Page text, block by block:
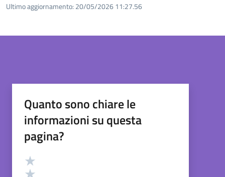
Ultimo aggiornamento: 20/05/2026 11:27.56
Quanto sono chiare le
informazioni su questa
pagina?
Valutazione